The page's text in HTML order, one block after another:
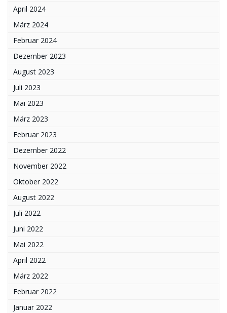
April 2024
März 2024
Februar 2024
Dezember 2023
August 2023
Juli 2023
Mai 2023
März 2023
Februar 2023
Dezember 2022
November 2022
Oktober 2022
August 2022
Juli 2022
Juni 2022
Mai 2022
April 2022
März 2022
Februar 2022
Januar 2022